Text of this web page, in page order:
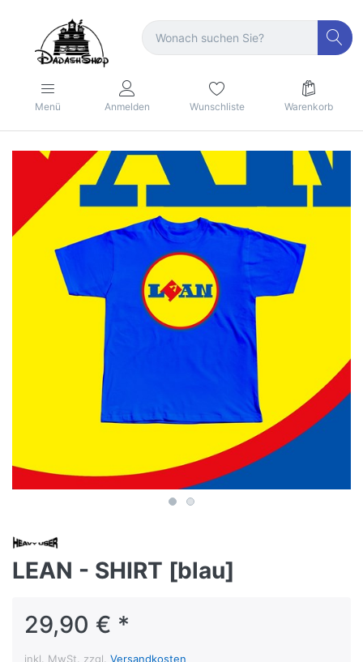
Menü Anmelden Wunschliste Warenkorb
LEAN - SHIRT [blau]
29,90 € *
inkl. MwSt. zzgl. Versandkosten